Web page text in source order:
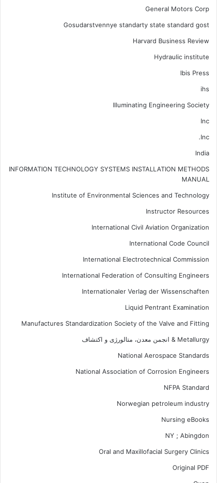
General Motors Corp
Gosudarstvennye standarty state standard gost
Harvard Business Review
Hydraulic institute
Ibis Press
ihs
Illuminating Engineering Society
Inc
Inc.
India
INFORMATION TECHNOLOGY SYSTEMS INSTALLATION METHODS
MANUAL
Institute of Environmental Sciences and Technology
Instructor Resources
International Civil Aviation Organization
International Code Council
International Electrotechnical Commission
International Federation of Consulting Engineers
Internationaler Verlag der Wissenschaften
Liquid Pentrant Examination
Manufactures Standardization Society of the Valve and Fitting
Metallurgy & انجمن معدن، متالورژی و اکتشاف
National Aerospace Standards
National Association of Corrosion Engineers
NFPA Standard
Norwegian petroleum industry
Nursing eBooks
NY ; Abingdon
Oral and Maxillofacial Surgery Clinics
Original PDF